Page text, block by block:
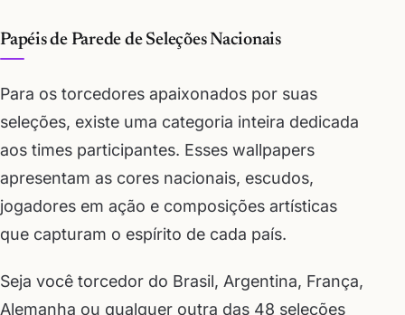
Papéis de Parede de Seleções Nacionais
Para os torcedores apaixonados por suas
seleções, existe uma categoria inteira dedicada
aos times participantes. Esses wallpapers
apresentam as cores nacionais, escudos,
jogadores em ação e composições artísticas
que capturam o espírito de cada país.
Seja você torcedor do Brasil, Argentina, França,
Alemanha ou qualquer outra das 48 seleções